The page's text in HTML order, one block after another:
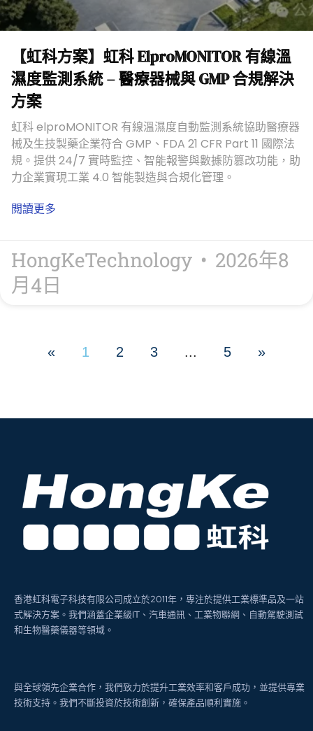
【虹科方案】虹科 ElproMONITOR 有線溫
濕度監測系統 – 醫療器械與 GMP 合規解決
方案
虹科 elproMONITOR 有線溫濕度自動監測系統協助醫療器
械及生技製藥企業符合 GMP、FDA 21 CFR Part 11 國際法
規。提供 24/7 實時監控、智能報警與數據防篡改功能，助
力企業實現工業 4.0 智能製造與合規化管理。
閲讀更多
HongKeTechnology
2026年8
月4日
« 1 2 3 ... 5 »
香港虹科電子科技有限公司成立於2011年，專注於提供工業標準品及一站
式解決方案。我們涵蓋企業級IT、汽車通訊、工業物聯網、自動駕駛測試
和生物醫藥儀器等領域。
與全球領先企業合作，我們致力於提升工業效率和客戶成功，並提供專業
技術支持。我們不斷投資於技術創新，確保產品順利實施。